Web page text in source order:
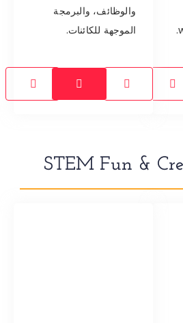
والوظائف، والبرمجة
الموجهة للكائنات.
STEM Fun &